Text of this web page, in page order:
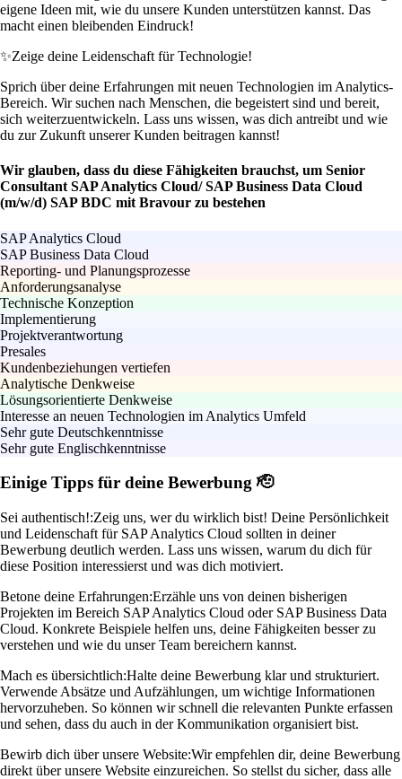
eigene Ideen mit, wie du unsere Kunden unterstützen kannst. Das
macht einen bleibenden Eindruck!
✨Zeige deine Leidenschaft für Technologie!
Sprich über deine Erfahrungen mit neuen Technologien im Analytics-
Bereich. Wir suchen nach Menschen, die begeistert sind und bereit,
sich weiterzuentwickeln. Lass uns wissen, was dich antreibt und wie
du zur Zukunft unserer Kunden beitragen kannst!
Wir glauben, dass du diese Fähigkeiten brauchst, um Senior
Consultant SAP Analytics Cloud/ SAP Business Data Cloud
(m/w/d) SAP BDC mit Bravour zu bestehen
SAP Analytics Cloud
SAP Business Data Cloud
Reporting- und Planungsprozesse
Anforderungsanalyse
Technische Konzeption
Implementierung
Projektverantwortung
Presales
Kundenbeziehungen vertiefen
Analytische Denkweise
Lösungsorientierte Denkweise
Interesse an neuen Technologien im Analytics Umfeld
Sehr gute Deutschkenntnisse
Sehr gute Englischkenntnisse
Einige Tipps für deine Bewerbung 🫡
Sei authentisch!:Zeig uns, wer du wirklich bist! Deine Persönlichkeit
und Leidenschaft für SAP Analytics Cloud sollten in deiner
Bewerbung deutlich werden. Lass uns wissen, warum du dich für
diese Position interessierst und was dich motiviert.
Betone deine Erfahrungen:Erzähle uns von deinen bisherigen
Projekten im Bereich SAP Analytics Cloud oder SAP Business Data
Cloud. Konkrete Beispiele helfen uns, deine Fähigkeiten besser zu
verstehen und wie du unser Team bereichern kannst.
Mach es übersichtlich:Halte deine Bewerbung klar und strukturiert.
Verwende Absätze und Aufzählungen, um wichtige Informationen
hervorzuheben. So können wir schnell die relevanten Punkte erfassen
und sehen, dass du auch in der Kommunikation organisiert bist.
Bewirb dich über unsere Website:Wir empfehlen dir, deine Bewerbung
direkt über unsere Website einzureichen. So stellst du sicher, dass alle